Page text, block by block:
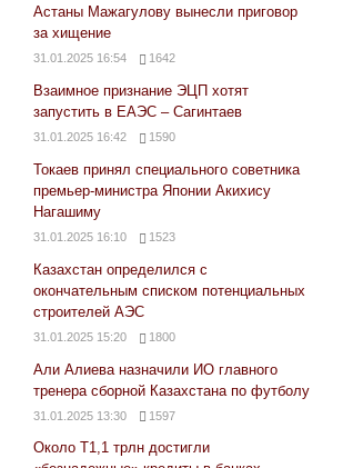
Астаны Мажагулову вынесли приговор
за хищение
31.01.2025 16:54 1642
Взаимное признание ЭЦП хотят
запустить в ЕАЭС – Сагинтаев
31.01.2025 16:42 1590
Токаев принял специального советника
премьер-министра Японии Акихису
Нагашиму
31.01.2025 16:10 1523
Казахстан определился с
окончательным списком потенциальных
строителей АЭС
31.01.2025 15:20 1800
Али Алиева назначили ИО главного
тренера сборной Казахстана по футболу
31.01.2025 13:30 1597
Около Т1,1 трлн достигли